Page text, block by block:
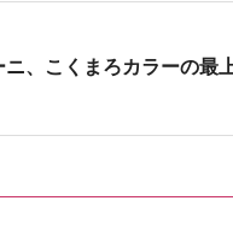
、こくまろカラーの最